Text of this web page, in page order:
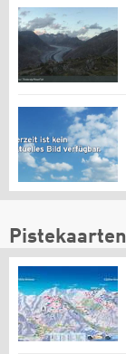
Pistekaarten